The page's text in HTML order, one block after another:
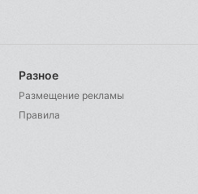
Разное
Размещение рекламы
Правила